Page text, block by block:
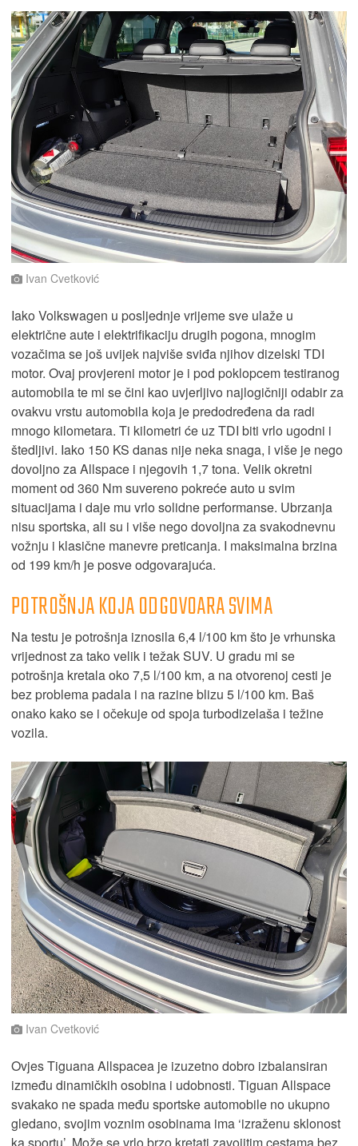
Ivan Cvetković
Iako Volkswagen u posljednje vrijeme sve ulaže u
električne aute i elektrifikaciju drugih pogona, mnogim
vozačima se još uvijek najviše sviđa njihov dizelski TDI
motor. Ovaj provjereni motor je i pod poklopcem testiranog
automobila te mi se čini kao uvjerljivo najlogičniji odabir za
ovakvu vrstu automobila koja je predodređena da radi
mnogo kilometara. Ti kilometri će uz TDI biti vrlo ugodni i
štedljivi. Iako 150 KS danas nije neka snaga, i više je nego
dovoljno za Allspace i njegovih 1,7 tona. Velik okretni
moment od 360 Nm suvereno pokreće auto u svim
situacijama i daje mu vrlo solidne performanse. Ubrzanja
nisu sportska, ali su i više nego dovoljna za svakodnevnu
vožnju i klasične manevre preticanja. I maksimalna brzina
od 199 km/h je posve odgovarajuća.
POTROŠNJA KOJA ODGOVOARA SVIMA
Na testu je potrošnja iznosila 6,4 l/100 km što je vrhunska
vrijednost za tako velik i težak SUV. U gradu mi se
potrošnja kretala oko 7,5 l/100 km, a na otvorenoj cesti je
bez problema padala i na razine blizu 5 l/100 km. Baš
onako kako se i očekuje od spoja turbodizelaša i težine
vozila.
Ivan Cvetković
Ovjes Tiguana Allspacea je izuzetno dobro izbalansiran
između dinamičkih osobina i udobnosti. Tiguan Allspace
svakako ne spada među sportske automobile no ukupno
gledano, svojim voznim osobinama ima ‘izraženu sklonost